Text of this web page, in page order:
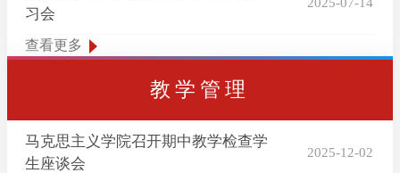
习会
查看更多
教学管理
马克思主义学院召开期中教学检查学
生座谈会
2025-12-02